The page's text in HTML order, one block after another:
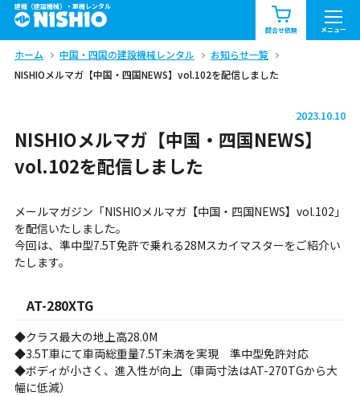
建機（建設機械）・重機レンタル
問合せ依頼 メニュー
商品一覧 お知らせ一覧
問合せ依頼リスト お問合せ
北海道 東北 関東
中部 関西
九州・沖縄（外部）
ホーム 中国・四国の建設機械レンタル
お知らせ一覧
NISHIOメルマガ【中国・四国NEWS】vol.102を配信しました
2023.10.10
NISHIOメルマガ【中国・四国NEWS】
vol.102を配信しました
メールマガジン「NISHIOメルマガ【中国・四国NEWS】vol.102」
を配信いたしました。
今回は、準中型7.5T免許で乗れる28Mスカイマスターをご紹介い
たします。
AT-280XTG
◆クラス最大の地上高28.0M
◆3.5T車にて車両総重量7.5T未満を実現 準中型免許対応
◆ボディが小さく、進入性が向上（車両寸法はAT-270TGから大
幅に低減）